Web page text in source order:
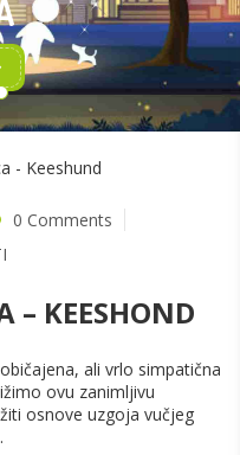
0 Comments
– KEESHOND
ali vrlo simpatična
ovu zanimljivu
osnove uzgoja vučjeg